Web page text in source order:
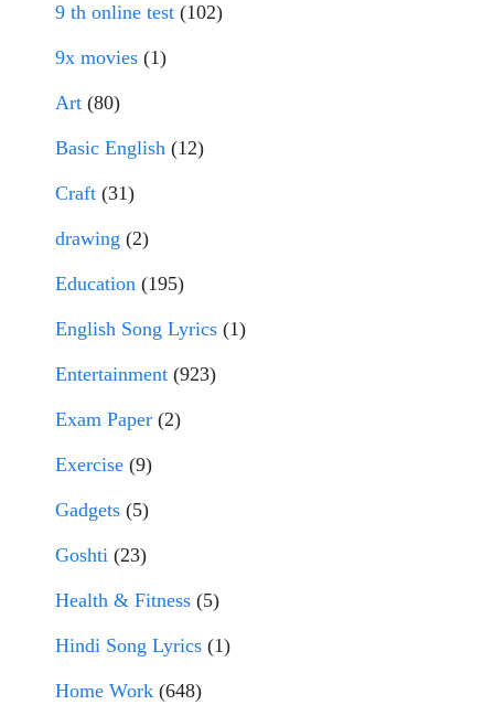
9 th online test (102)
9x movies (1)
Art (80)
Basic English (12)
Craft (31)
drawing (2)
Education (195)
English Song Lyrics (1)
Entertainment (923)
Exam Paper (2)
Exercise (9)
Gadgets (5)
Goshti (23)
Health & Fitness (5)
Hindi Song Lyrics (1)
Home Work (648)